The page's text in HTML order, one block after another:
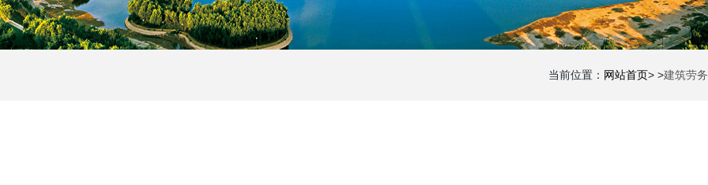
当前位置： 网站首页> >建筑劳务